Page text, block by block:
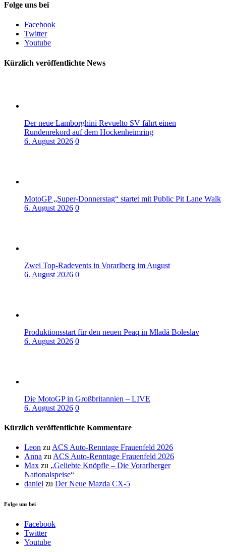
Folge uns bei
Facebook
Twitter
Youtube
Kürzlich veröffentlichte News
Der neue Lamborghini Revuelto SV fährt einen
Rundenrekord auf dem Hockenheimring
6. August 2026 0
MotoGP „Super-Donnerstag“ startet mit Public Pit Lane Walk
6. August 2026 0
Zwei Top-Radevents in Vorarlberg im August
6. August 2026 0
Produktionsstart für den neuen Peaq in Mladá Boleslav
6. August 2026 0
Die MotoGP in Großbritannien – LIVE
6. August 2026 0
Kürzlich veröffentlichte Kommentare
Leon zuACS Auto-Renntage Frauenfeld 2026
Anna zuACS Auto-Renntage Frauenfeld 2026
Max zu „Geliebte Knöpfle – Die Vorarlberger
Nationalspeise“
daniel zu Der Neue Mazda CX-5
Folge uns bei
Facebook
Twitter
Youtube